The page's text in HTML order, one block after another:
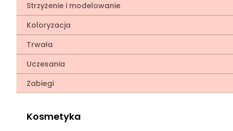
Strzyżenie i modelowanie
Koloryzacja
Trwała
Uczesania
Zabiegi
Kosmetyka